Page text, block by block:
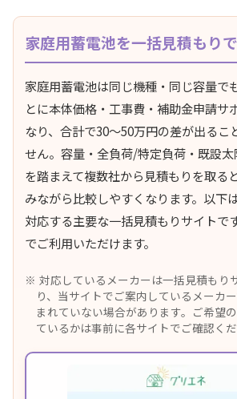
家庭用蓄電池を一括見積もり
家庭用蓄電池は同じ機種・同じ容量で
とに本体価格・工事費・補助金申請サ
なり、合計で30〜50万円の差が出るこ
せん。容量・全負荷/特定負荷・既設
を踏まえて複数社から見積もりを取る
みながら比較しやすくなります。以下
対応する主要な一括見積もりサイトで
でご利用いただけます。
対応しているメーカーは一括見積もり
り、当サイトでご案内しているメーカ
まれていない場合があります。ご希望
ているかは事前に各サイトでご確認くだ